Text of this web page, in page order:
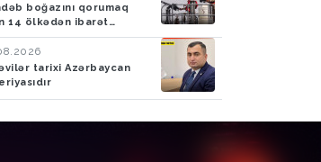
boğazını qorumaq
14 ölkədən ibarət
koalisiyası yaradıb
tarixi Azərbaycan